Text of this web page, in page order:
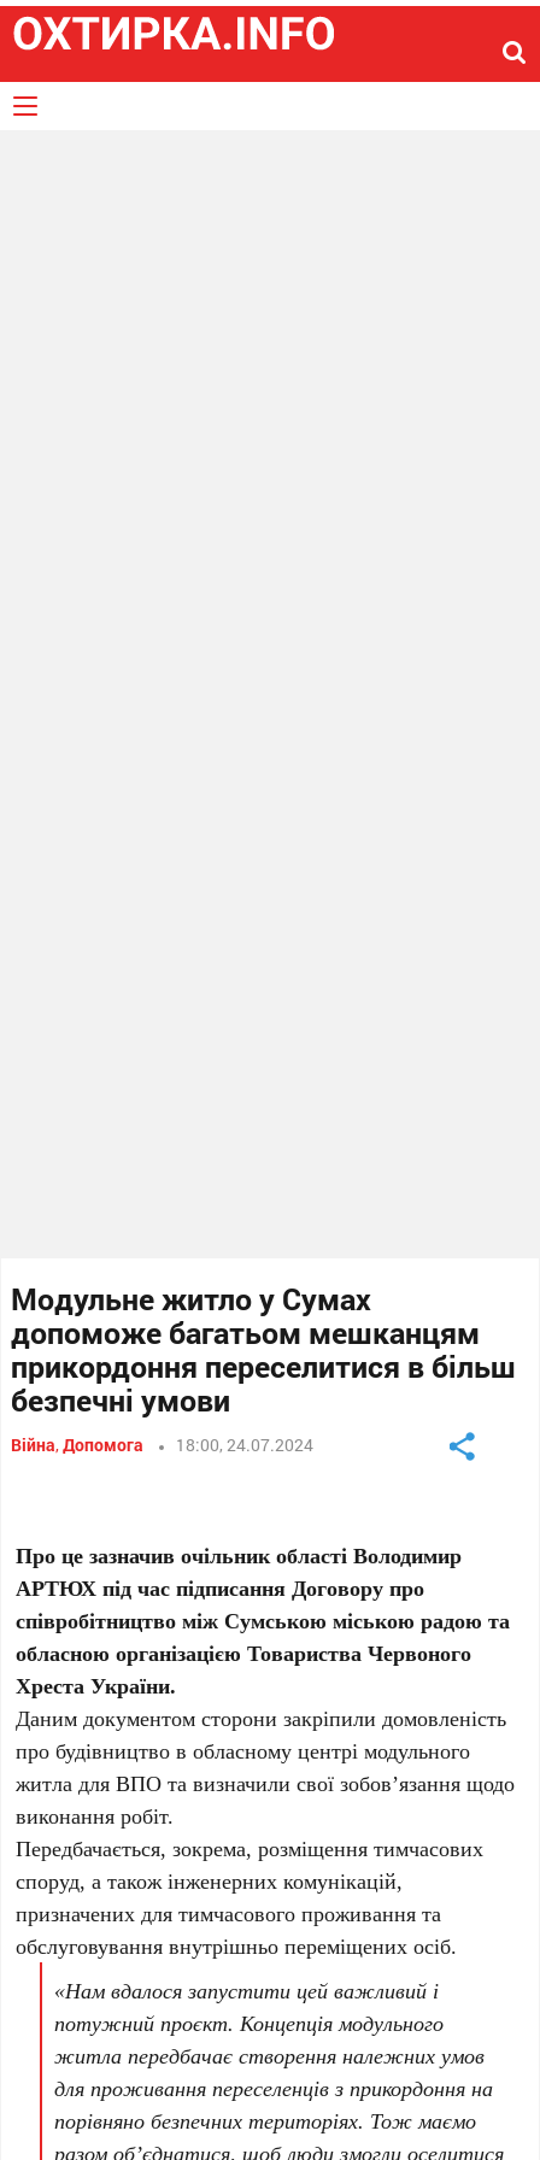
Модульне житло у Сумах
допоможе багатьом мешканцям
прикордоння переселитися в більш
безпечні умови
Війна,Допомога 18:00, 24.07.2024
Про це зазначив очільник області Володимир
АРТЮХ під час підписання Договору про
співробітництво між Сумською міською радою та
обласною організацією Товариства Червоного
Хреста України.
Даним документом сторони закріпили домовленість
про будівництво в обласному центрі модульного
житла для ВПО та визначили свої зобов’язання щодо
виконання робіт.
Передбачається, зокрема, розміщення тимчасових
споруд, а також інженерних комунікацій,
призначених для тимчасового проживання та
обслуговування внутрішньо переміщених осіб.
«Нам вдалося запустити цей важливий і
потужний проєкт. Концепція модульного
житла передбачає створення належних умов
для проживання переселенців з прикордоння на
порівняно безпечних територіях. Тож маємо
разом об’єднатися, щоб люди змогли оселитися